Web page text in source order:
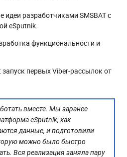
идеи разработчиками SMSBAT с
eSputnik.
функциональности и
: запуск первых Viber-рассылок от
вместе. Мы заранее
eSputnik, как
данные, и подготовили
можно было быстро
Вся реализация заняла пару